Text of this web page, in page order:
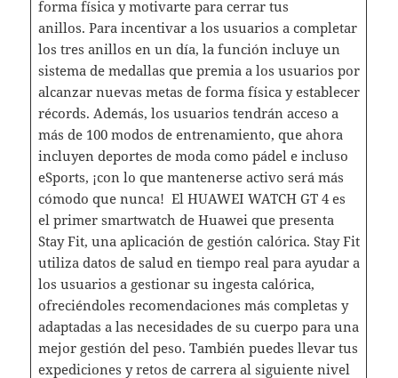
forma física y motivarte para cerrar tus
anillos. Para incentivar a los usuarios a completar
los tres anillos en un día, la función incluye un
sistema de medallas que premia a los usuarios por
alcanzar nuevas metas de forma física y establecer
récords. Además, los usuarios tendrán acceso a
más de 100 modos de entrenamiento, que ahora
incluyen deportes de moda como pádel e incluso
eSports, ¡con lo que mantenerse activo será más
cómodo que nunca! El HUAWEI WATCH GT 4 es
el primer smartwatch de Huawei que presenta
Stay Fit, una aplicación de gestión calórica. Stay Fit
utiliza datos de salud en tiempo real para ayudar a
los usuarios a gestionar su ingesta calórica,
ofreciéndoles recomendaciones más completas y
adaptadas a las necesidades de su cuerpo para una
mejor gestión del peso. También puedes llevar tus
expediciones y retos de carrera al siguiente nivel